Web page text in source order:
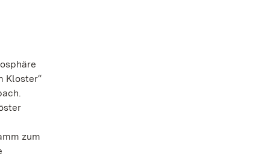
Kloster“
zum